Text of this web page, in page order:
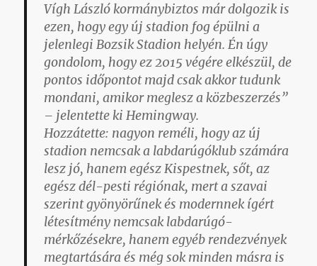
Vígh László kormánybiztos már dolgozik is
ezen, hogy egy új stadion fog épülni a
jelenlegi Bozsik Stadion helyén. Én úgy
gondolom, hogy ez 2015 végére elkészül, de
pontos időpontot majd csak akkor tudunk
mondani, amikor meglesz a közbeszerzés”
– jelentette ki Hemingway.
Hozzátette: nagyon reméli, hogy az új
stadion nemcsak a labdarúgóklub számára
lesz jó, hanem egész Kispestnek, sőt, az
egész dél-pesti régiónak, mert a szavai
szerint gyönyörűnek és modernnek ígért
létesítmény nemcsak labdarúgó-
mérkőzésekre, hanem egyéb rendezvények
megtartására és még sok minden másra is